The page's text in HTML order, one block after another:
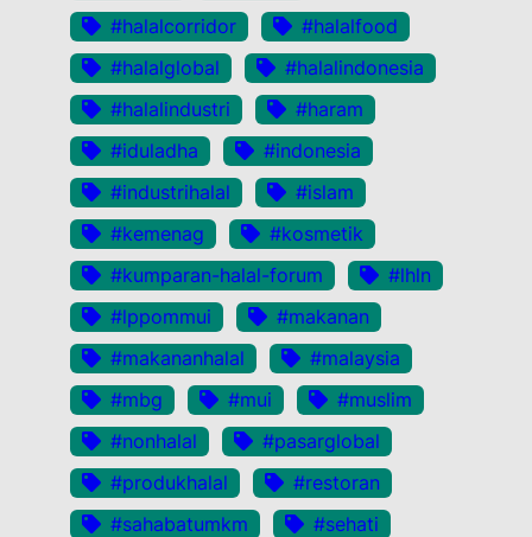
#halalcorridor
#halalfood
#halalglobal
#halalindonesia
#halalindustri
#haram
#iduladha
#indonesia
#industrihalal
#islam
#kemenag
#kosmetik
#kumparan-halal-forum
#lhln
#lppommui
#makanan
#makananhalal
#malaysia
#mbg
#mui
#muslim
#nonhalal
#pasarglobal
#produkhalal
#restoran
#sahabatumkm
#sehati